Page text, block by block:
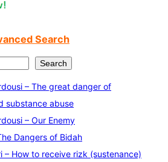
Search
Search
– The great danger of
substance abuse
– Our Enemy
Dangers of Bidah
– How to receive rizk (sustenance)